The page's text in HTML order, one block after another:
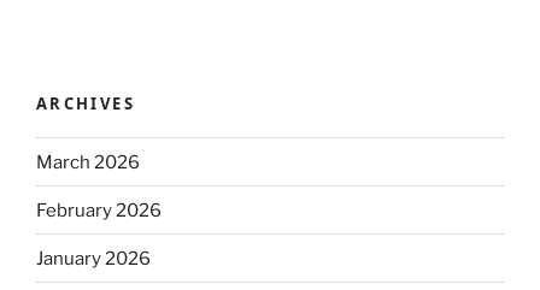
ARCHIVES
March 2026
February 2026
January 2026